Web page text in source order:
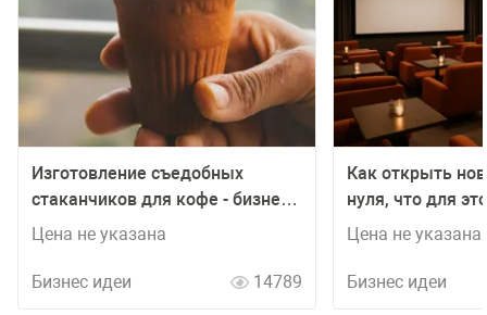
Изготовление съедобных
стаканчиков для кофе - бизнес
идея с расчетами
Цена не указана
Бизнес идеи 14789
Как открыть
нуля, что для
Цена не указана
Бизнес идеи